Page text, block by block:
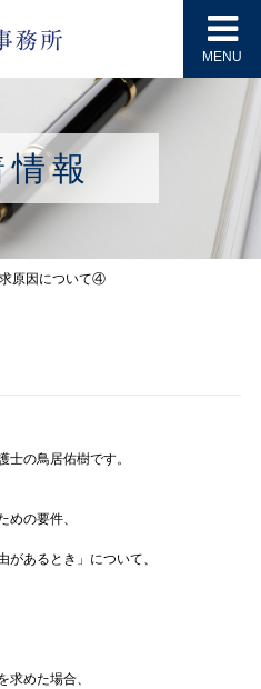
情報
原因について④
の鳥居佑樹です。
めの要件、
があるとき」について、
求めた場合、
MENU